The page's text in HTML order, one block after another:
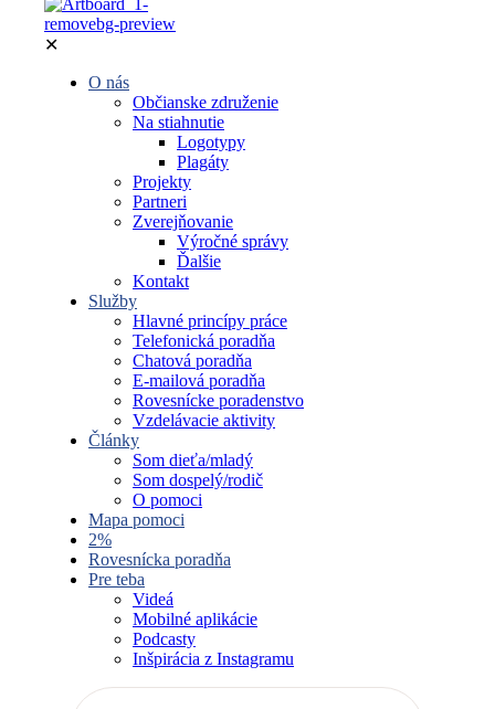
✕
O nás
Občianske združenie
Na stiahnutie
Logotypy
Plagáty
Projekty
Partneri
Zverejňovanie
Výročné správy
Ďalšie
Kontakt
Služby
Hlavné princípy práce
Telefonická poradňa
Chatová poradňa
E-mailová poradňa
Rovesnícke poradenstvo
Vzdelávacie aktivity
Články
Som dieťa/mladý
Som dospelý/rodič
O pomoci
Mapa pomoci
2%
Rovesnícka poradňa
Pre teba
Videá
Mobilné aplikácie
Podcasty
Inšpirácia z Instagramu